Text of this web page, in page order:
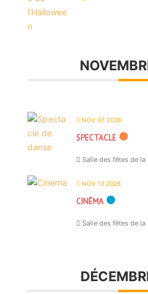
NOV 07 2026
SPECTACLE
Salle des fêtes de la
NOV 13 2026
CINÉMA
Salle des fêtes de la